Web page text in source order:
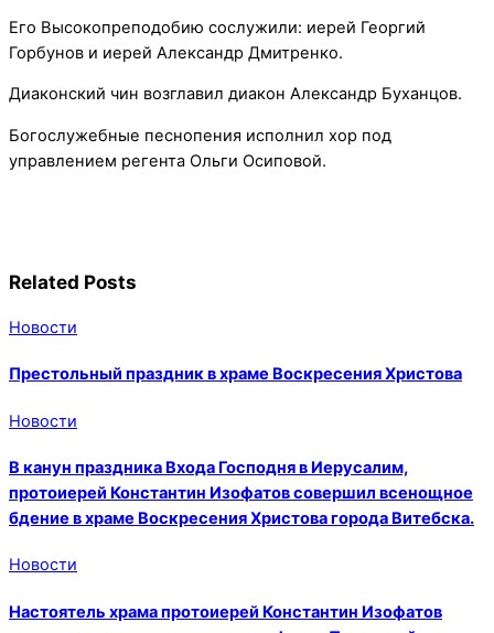
Его Высокопреподобию сослужили: иерей Георгий
Горбунов и иерей Александр Дмитренко.
Диаконский чин возглавил диакон Александр Буханцов.
Богослужебные песнопения исполнил хор под
управлением регента Ольги Осиповой.
Related Posts
Новости
Престольный праздник в храме Воскресения Христова
Новости
В канун праздника Входа Господня в Иерусалим,
протоиерей Константин Изофатов совершил всенощное
бдение в храме Воскресения Христова города Витебска.
Новости
Настоятель храма протоиерей Константин Изофатов